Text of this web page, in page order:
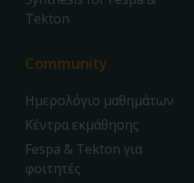
Tekton
Community
Ημερολόγιο μαθημάτων
Κέντρα εκμάθησης
Fespa & Tekton για
φοιτητές